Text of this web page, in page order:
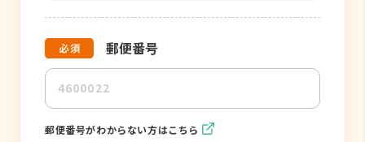
郵便番号
郵便番号がわからない方はこちら